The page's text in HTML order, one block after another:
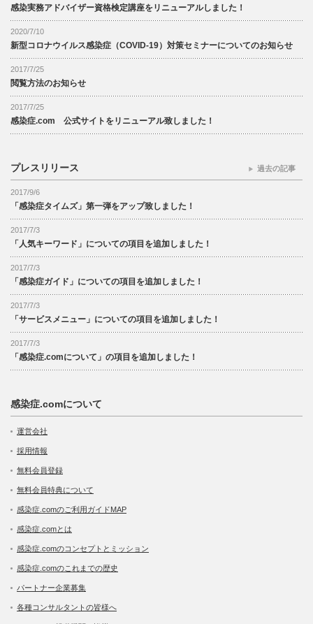
感染実務アドバイザー資格検定講座をリニューアルしました！
2020/7/10
新型コロナウイルス感染症（COVID-19）対策セミナーについてのお知らせ
2017/7/25
閲覧方法のお知らせ
2017/7/25
感染症.com 公式サイトをリニューアル致しました！
プレスリリース
2017/9/6
「感染症タイムズ」第一弾をアップ致しました！
2017/7/3
「人気キーワード」についての項目を追加しました！
2017/7/3
「感染症ガイド」についての項目を追加しました！
2017/7/3
「サービスメニュー」についての項目を追加しました！
2017/7/3
「感染症.comについて」の項目を追加しました！
過去の記事
感染症.comについて
運営会社
採用情報
無料会員登録
無料会員特典について
感染症.comのご利用ガイドMAP
感染症.comとは
感染症.comのコンセプトとミッション
感染症.comのこれまでの歴史
パートナー企業募集
各種コンサルタントの皆様へ